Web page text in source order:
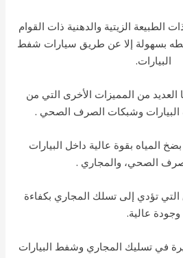
الزيتية والدهنية ذات القوام
إلا عن طريق سيارات شفط
من المميزات الأخرى التي من
وشبكات الصرف الصحي .
بقوة عالية داخل البيارات
الصحي، والمجاري .
تؤدي إلى تسلك المجاري بكفاءة
عالية.
تسليك المجاري وشفط البيارات